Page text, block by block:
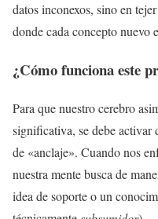
datos inconexos, sino en
donde cada concepto
¿Cómo funciona este
Para que nuestro cerebro
significativa, se debe activar
de «anclaje». Cuando nos
nuestra mente busca de
idea de soporte o un